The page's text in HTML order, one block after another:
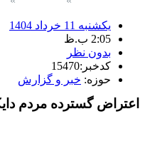
یکشنبه 11 خرداد 1404
2:05 ب.ظ
بدون نظر
کدخبر:15470
حوزه: خبر و گزارش
اعتراض گسترده مردم